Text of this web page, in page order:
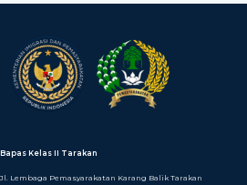
Bapas Kelas II Tarakan
Jl. Lembaga Pemasyarakatan Karang Balik Tarakan